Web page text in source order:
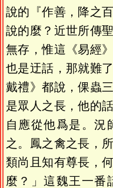
說的『作善，降之
說的麼？近世所傳
無存，惟這《易經
也是迂話，那就難
戴禮》都說，倮蟲
是眾人之長，他的
自應從他爲是。況
之。鳳之禽之長，
類尚且知有尊長，
麼？」這魏王一番